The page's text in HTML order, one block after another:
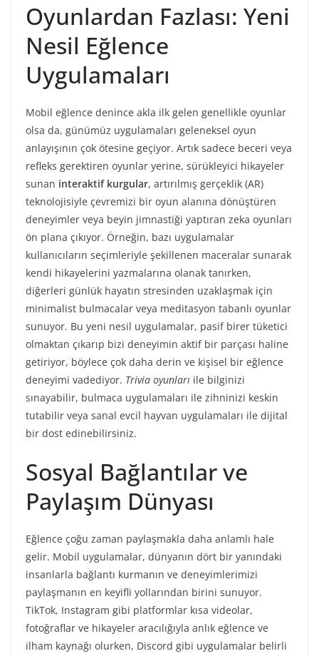
Oyunlardan Fazlası: Yeni
Nesil Eğlence
Uygulamaları
Mobil eğlence denince akla ilk gelen genellikle oyunlar
olsa da, günümüz uygulamaları geleneksel oyun
anlayışının çok ötesine geçiyor. Artık sadece beceri veya
refleks gerektiren oyunlar yerine, sürükleyici hikayeler
sunan interaktif kurgular, artırılmış gerçeklik (AR)
teknolojisiyle çevremizi bir oyun alanına dönüştüren
deneyimler veya beyin jimnastiği yaptıran zeka oyunları
ön plana çıkıyor. Örneğin, bazı uygulamalar
kullanıcıların seçimleriyle şekillenen maceralar sunarak
kendi hikayelerini yazmalarına olanak tanırken,
diğerleri günlük hayatın stresinden uzaklaşmak için
minimalist bulmacalar veya meditasyon tabanlı oyunlar
sunuyor. Bu yeni nesil uygulamalar, pasif birer tüketici
olmaktan çıkarıp bizi deneyimin aktif bir parçası haline
getiriyor, böylece çok daha derin ve kişisel bir eğlence
deneyimi vadediyor. Trivia oyunları ile bilginizi
sınayabilir, bulmaca uygulamaları ile zihninizi keskin
tutabilir veya sanal evcil hayvan uygulamaları ile dijital
bir dost edinebilirsiniz.
Sosyal Bağlantılar ve
Paylaşım Dünyası
Eğlence çoğu zaman paylaşmakla daha anlamlı hale
gelir. Mobil uygulamalar, dünyanın dört bir yanındaki
insanlarla bağlantı kurmanın ve deneyimlerimizi
paylaşmanın en keyifli yollarından birini sunuyor.
TikTok, Instagram gibi platformlar kısa videolar,
fotoğraflar ve hikayeler aracılığıyla anlık eğlence ve
ilham kaynağı olurken, Discord gibi uygulamalar belirli